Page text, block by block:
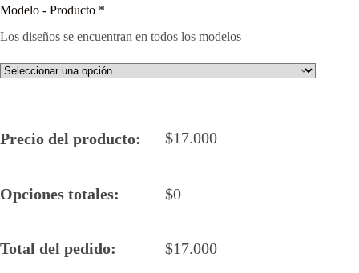
Modelo - Producto *
Los diseños se encuentran en todos los modelos
Precio del producto: $17.000
Opciones totales: $0
Total del pedido: $17.000